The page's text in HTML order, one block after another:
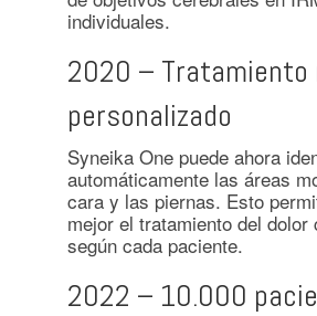
individuales.
2020 – Tratamiento
personalizado
Syneika One puede ahora
automáticamente las áreas
cara y las piernas. Esto
mejor el tratamiento del dolor
según cada paciente.
2022 – 10.000